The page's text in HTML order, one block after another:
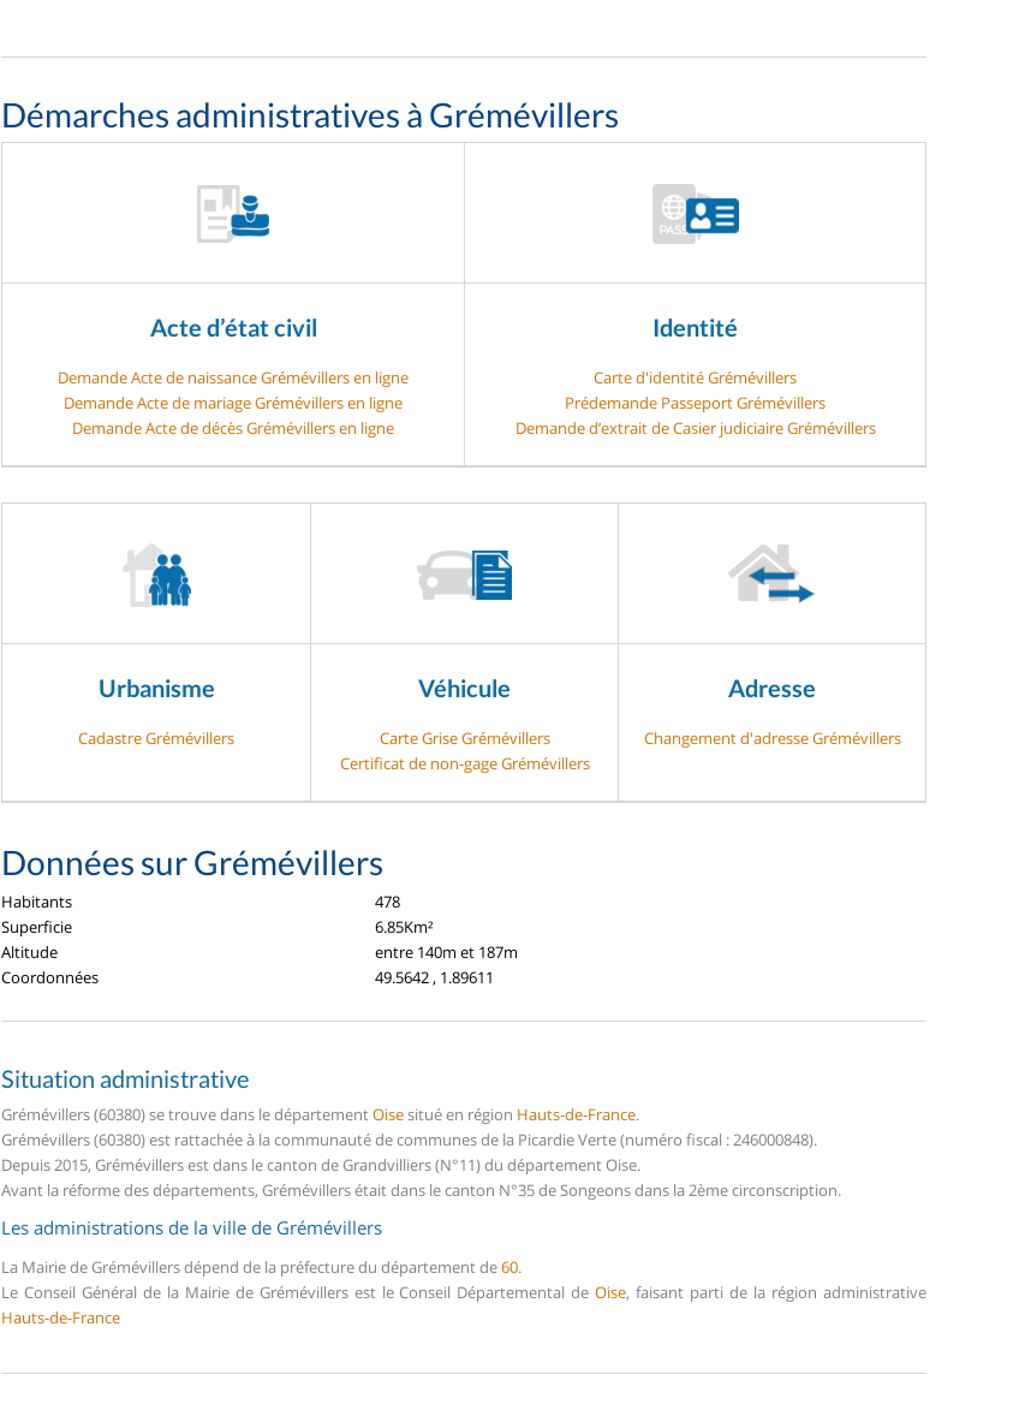
Démarches administratives à Grémévillers
Acte d’état civil
Demande Acte de naissance Grémévillers en ligne
Demande Acte de mariage Grémévillers en ligne
Demande Acte de décès Grémévillers en ligne
Identité
Carte d'identité Grémévillers
Prédemande Passeport Grémévillers
Demande d’extrait de Casier judiciaire Grémévillers
Urbanisme
Cadastre Grémévillers
Véhicule
Carte Grise Grémévillers
Certificat de non-gage Grémévillers
Adresse
Changement d'adresse Grémévillers
Données sur Grémévillers
Habitants
478
Superficie
6.85Km²
Altitude
entre 140m et 187m
Coordonnées
49.5642 , 1.89611
Situation administrative
Grémévillers (60380) se trouve dans le départementOisesitué en région Hauts-de-France.
Grémévillers (60380) est rattachée à la communauté de communes de la Picardie Verte (numéro fiscal : 246000848).
Depuis 2015, Grémévillers est dans le canton de Grandvilliers (N°11) du département Oise.
Avant la réforme des départements, Grémévillers était dans le canton N°35 de Songeons dans la 2ème circonscription.
Les administrations de la ville de Grémévillers
La Mairie de Grémévillers dépend de la préfecture du département de60.
Le Conseil Général de la Mairie de Grémévillers est le Conseil Départemental deOise, faisant parti de la région administrative
Hauts-de-France